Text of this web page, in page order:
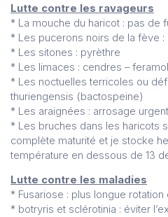
Lutte contre les ravageurs
* La mouche du haricot : pas de
* Les pucerons noirs de la fève :
* Les sitones : pyrèthre
* Les limaces : cendres – feramol
* Les noctuelles terricoles ou
thuriengensis (bactospeine)
* Les araignées : arrosage urgent
* Les bruches dans les haricots
complète maturité et je stocke
température en dessous de 13
Lutte contre les maladies
* Fusariose : plus longue rotation
* botryris et sclérotinia : éviter